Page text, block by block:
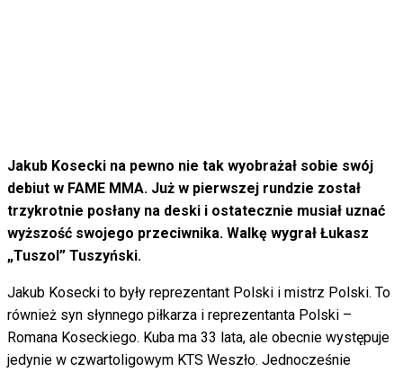
Jakub Kosecki na pewno nie tak wyobrażał sobie swój
debiut w FAME MMA. Już w pierwszej rundzie został
trzykrotnie posłany na deski i ostatecznie musiał uznać
wyższość swojego przeciwnika. Walkę wygrał Łukasz
„Tuszol” Tuszyński.
Jakub Kosecki to były reprezentant Polski i mistrz Polski. To
również syn słynnego piłkarza i reprezentanta Polski –
Romana Koseckiego. Kuba ma 33 lata, ale obecnie występuje
jedynie w czwartoligowym KTS Weszło. Jednocześnie